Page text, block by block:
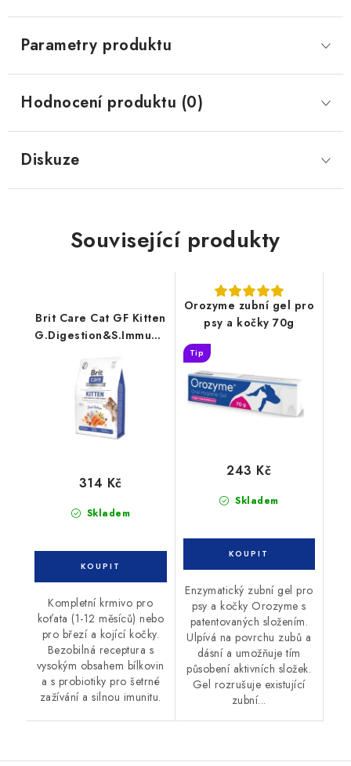
Parametry produktu
Hodnocení produktu (0)
Diskuze
Související produkty
Brit Care Cat GF Kitten
G.Digestion&S.Immunity
Skladem
314 Kč
Kompletní krmivo pro
koťata (1-12 měsíců) nebo
pro březí a kojící kočky.
Bezobilná receptura s
vysokým obsahem bílkovin
a s probiotiky pro šetrné
zažívání a silnou imunitu.
Orozyme zubní gel pro
psy a kočky 70g
Tip
Skladem
243 Kč
Enzymatický zubní gel pro
psy a kočky Orozyme s
patentovaných složením.
Ulpívá na povrchu zubů a
dásní a umožňuje tím
působení aktivních složek.
Gel rozrušuje existující
zubní...